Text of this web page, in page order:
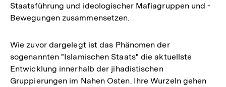
Staatsführung und ideologischer Mafiagruppen und -
Bewegungen zusammensetzen.
Wie zuvor dargelegt ist das Phänomen der
sogenannten "Islamischen Staats" die aktuellste
Entwicklung innerhalb der jihadistischen
Gruppierungen im Nahen Osten. Ihre Wurzeln gehen